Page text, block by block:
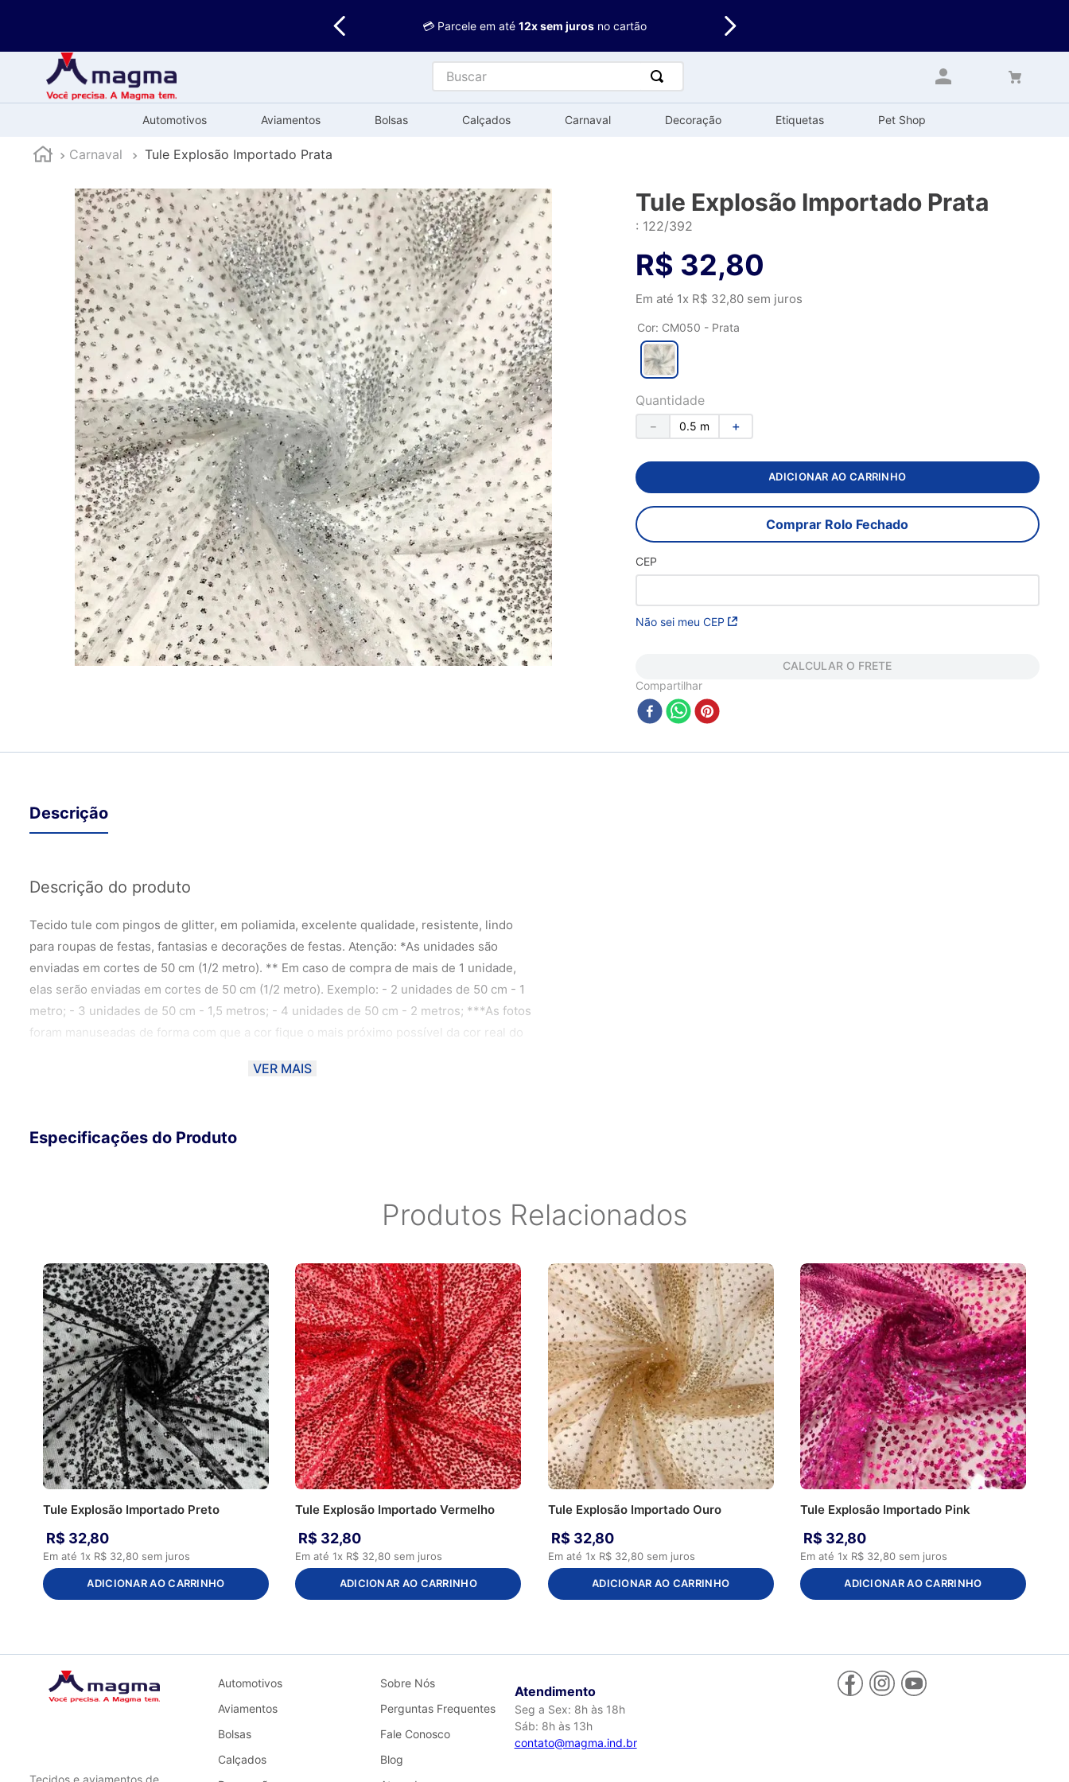
💳 Parcele em até 12x sem juros no cartão
Buscar
Automotivos Aviamentos Bolsas Calçados Carnaval Decoração Etiquetas Pet Shop
Carnaval Tule Explosão Importado Prata
Tule Explosão Importado Prata
: 122/392
R$ 32,80
Em até 1x R$ 32,80sem juros
Cor: CM050 - Prata
Quantidade
＋
－
ADICIONAR AO CARRINHO
Comprar Rolo Fechado
CEP
Não sei meu CEP
CALCULAR O FRETE
Compartilhar
Descrição
Descrição do produto
Tecido tule com pingos de glitter, em poliamida, excelente qualidade, resistente, lindo
para roupas de festas, fantasias e decorações de festas. Atenção: *As unidades são
enviadas em cortes de 50 cm (1/2 metro). ** Em caso de compra de mais de 1 unidade,
elas serão enviadas em cortes de 50 cm (1/2 metro). Exemplo: - 2 unidades de 50 cm - 1
metro; - 3 unidades de 50 cm - 1,5 metros; - 4 unidades de 50 cm - 2 metros; ***As fotos
foram manuseadas de forma com que a cor fique o mais próximo possível da cor real do
método de envio PAC ou SEDEX, o material poderá ser DOBRADO para ser entregue aos
VER MAIS
Especificações do Produto
Produtos Relacionados
Tule Explosão Importado Preto
R$ 32,80
Em até1x R$ 32,80 sem juros
ADICIONAR AO CARRINHO
Tule Explosão Importado Vermelho
R$ 32,80
Em até1x R$ 32,80 sem juros
ADICIONAR AO CARRINHO
Tule Explosão Importado Ouro
R$ 32,80
Em até 1x R$ 32,80sem juros
ADICIONAR AO CARRINHO
Tule Explosão Importado Pink
R$ 32,80
Em até 1x R$ 32,80sem juros
ADICIONAR AO CARRINHO
Automotivos
Aviamentos
Bolsas
Calçados
Sobre Nós
Perguntas Frequentes
Fale Conosco
Blog
Atendimento
Seg a Sex: 8h às 18h
Sáb: 8h às 13h
contato@magma.ind.br